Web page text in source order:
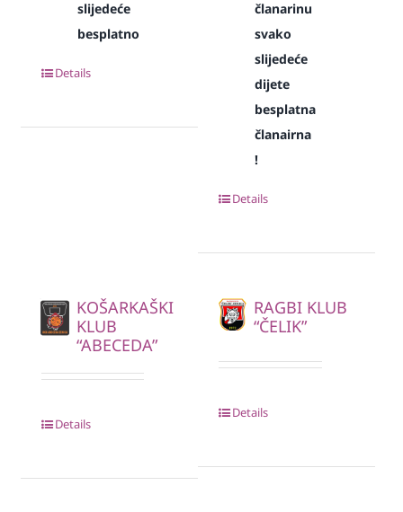
slijedeće
besplatno
Details
članarinu
svako
slijedeće
dijete
besplatna
članairna
!
Details
KOŠARKAŠKI
KLUB
“ABECEDA”
Details
RAGBI KLUB
“ČELIK”
Details